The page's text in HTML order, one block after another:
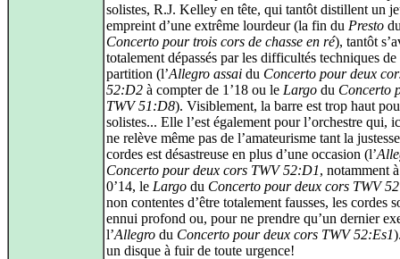
solistes, R.J. Kelley en tête, qui tantôt distillent un
empreint d’une extrême lourdeur (la fin du Presto
Concerto pour trois cors de chasse en ré), tantôt
totalement dépassés par les difficultés techniques de
partition (l’Allegro assai du Concerto pour deux
52:D2 à compter de 1’18 ou le Largo du Concerto
TWV 51:D8). Visiblement, la barre est trop haut
solistes... Elle l’est également pour l’orchestre qui,
ne relève même pas de l’amateurisme tant la
cordes est désastreuse en plus d’une occasion (l’
Concerto pour deux cors TWV 52:D1, notamment
0’14, le Largo du Concerto pour deux cors TWV
non contentes d’être totalement fausses, les cordes
ennui profond ou, pour ne prendre qu’un dernier
l’Allegro du Concerto pour deux cors TWV 52:Es1
un disque à fuir de toute urgence!